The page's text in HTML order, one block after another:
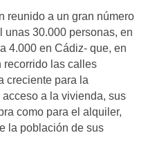
reunido a un gran número
unas 30.000 personas, en
4.000 en Cádiz- que, en
recorrido las calles
creciente para la
a la vivienda, sus
como para el alquiler,
la población de sus